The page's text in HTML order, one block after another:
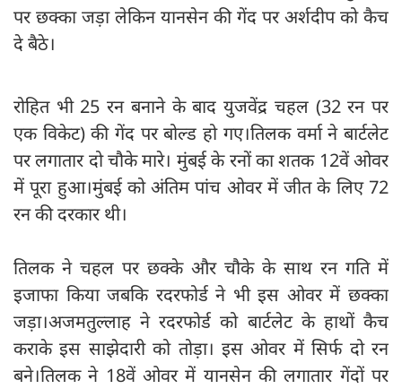
पर छक्का जड़ा लेकिन यानसेन की गेंद पर अर्शदीप को कैच
दे बैठे।
रोहित भी 25 रन बनाने के बाद युजवेंद्र चहल (32 रन पर
एक विकेट) की गेंद पर बोल्ड हो गए।तिलक वर्मा ने बार्टलेट
पर लगातार दो चौके मारे। मुंबई के रनों का शतक 12वें ओवर
में पूरा हुआ।मुंबई को अंतिम पांच ओवर में जीत के लिए 72
रन की दरकार थी।
तिलक ने चहल पर छक्के और चौके के साथ रन गति में
इजाफा किया जबकि रदरफोर्ड ने भी इस ओवर में छक्का
जड़ा।अजमतुल्लाह ने रदरफोर्ड को बार्टलेट के हाथों कैच
कराके इस साझेदारी को तोड़ा। इस ओवर में सिर्फ दो रन
बने।तिलक ने 18वें ओवर में यानसेन की लगातार गेंदों पर